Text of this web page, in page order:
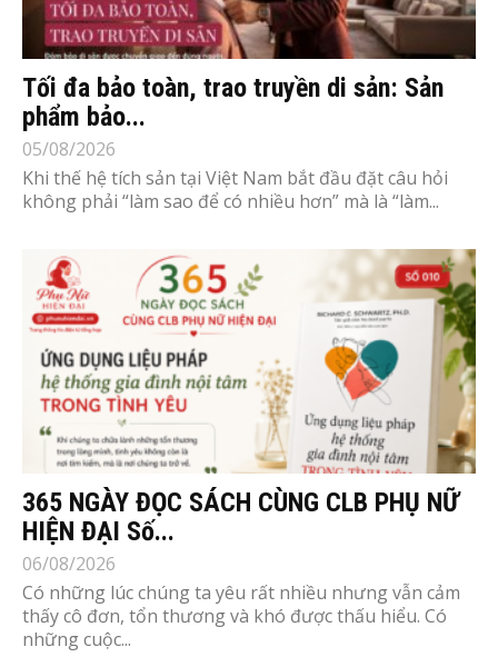
Tối đa bảo toàn, trao truyền di sản: Sản
phẩm bảo...
05/08/2026
Khi thế hệ tích sản tại Việt Nam bắt đầu đặt câu hỏi
không phải “làm sao để có nhiều hơn” mà là “làm...
365 NGÀY ĐỌC SÁCH CÙNG CLB PHỤ NỮ
HIỆN ĐẠI Số...
06/08/2026
Có những lúc chúng ta yêu rất nhiều nhưng vẫn cảm
thấy cô đơn, tổn thương và khó được thấu hiểu. Có
những cuộc...